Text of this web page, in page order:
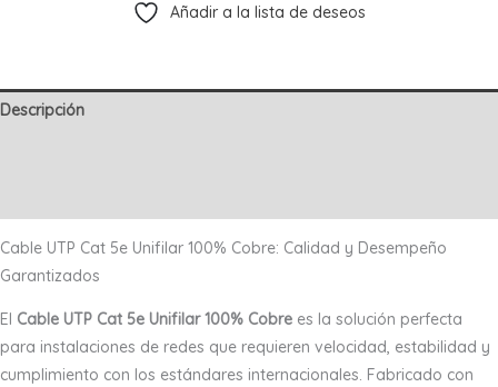
305
Añadir a la lista de deseos
Descripción
Cable UTP Cat 5e Unifilar 100% Cobre: Calidad y Desempeño
Garantizados
El Cable UTP Cat 5e Unifilar 100% Cobre es la solución perfecta
para instalaciones de redes que requieren velocidad, estabilidad y
cumplimiento con los estándares internacionales. Fabricado con